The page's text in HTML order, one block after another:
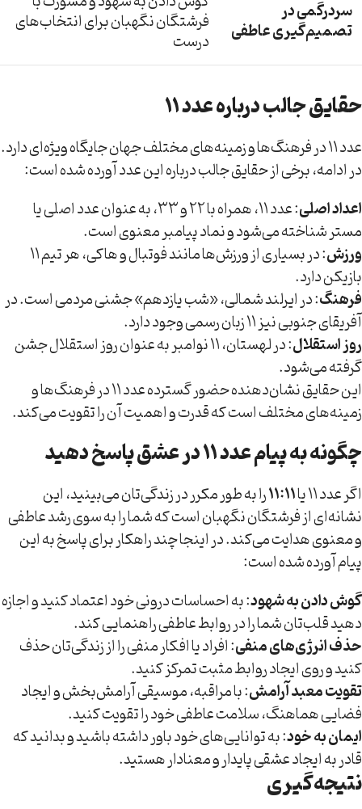
سردرگمی در
تصمیم‌گیری عاطفی فرشتگان نگهبان برای انتخاب‌های
درست
حقایق جالب درباره عدد ۱۱
عدد ۱۱ در فرهنگ‌ها و زمینه‌های مختلف جهان جایگاه ویژه‌ای دارد.
در ادامه، برخی از حقایق جالب درباره این عدد آورده شده است:
اعداد اصلی
: عدد ۱۱، همراه با ۲۲ و ۳۳، به عنوان عدد اصلی یا
مستر شناخته می‌شود و نماد پیامبر معنوی است.
ورزش : در بسیاری از ورزش‌ها مانند فوتبال و هاکی، هر تیم ۱۱
بازیکن دارد.
فرهنگ: در ایرلند شمالی، «شب یازدهم» جشنی مردمی است. در
آفریقای جنوبی نیز ۱۱ زبان رسمی وجود دارد.
روز استقلال : در لهستان، ۱۱ نوامبر به عنوان روز استقلال جشن
گرفته می‌شود.
این حقایق نشان‌دهنده حضور گسترده عدد ۱۱ در فرهنگ‌ها و
زمینه‌های مختلف است که قدرت و اهمیت آن را تقویت می‌کند.
چگونه به پیام عدد ۱۱ در عشق پاسخ دهید
اگر عدد ۱۱ یا ۱۱:۱۱را به طور مکرر در زندگی‌تان می‌بینید، این
نشانه‌ای از فرشتگان نگهبان است که شما را به سوی رشد عاطفی
و معنوی هدایت می‌کند. در اینجا چند راهکار برای پاسخ به این
پیام آورده شده است:
گوش دادن به شهود: به احساسات درونی خود اعتماد کنید و اجازه
دهید قلب‌تان شما را در روابط عاطفی راهنمایی کند.
حذف انرژی‌های منفی: افراد یا افکار منفی را از زندگی‌تان حذف
کنید و روی ایجاد روابط مثبت تمرکز کنید.
تقویت معبد آرامش: با مراقبه، موسیقی آرامش‌بخش و ایجاد
فضایی هماهنگ، سلامت عاطفی خود را تقویت کنید.
ایمان به خود: به توانایی‌های خود باور داشته باشید و بدانید که
قادر به ایجاد عشقی پایدار و معنادار هستید.
نتیجه‌گیری